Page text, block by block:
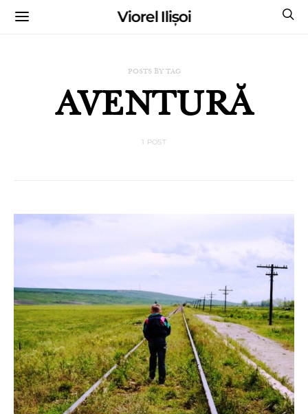
Viorel Ilișoi
POSTS BY TAG
AVENTURĂ
1 POST
CUMPĂRĂ CĂRȚILE MELE CU AUTOGRAF